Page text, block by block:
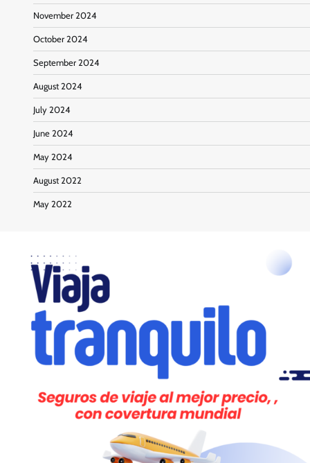
November 2024
October 2024
September 2024
August 2024
July 2024
June 2024
May 2024
August 2022
May 2022